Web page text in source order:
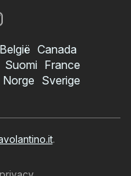
België Canada
Suomi France
Norge Sverige
.